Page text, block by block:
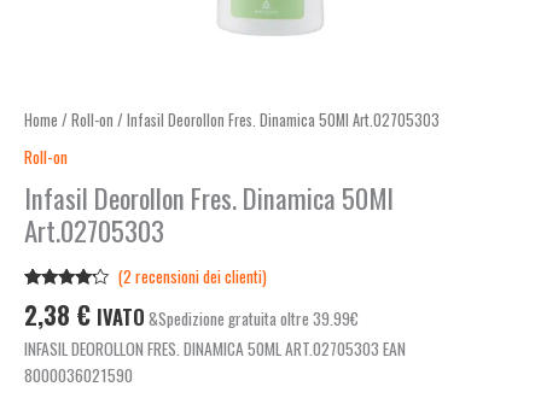
Home / Roll-on / Infasil Deorollon Fres. Dinamica 50Ml Art.02705303
Roll-on
Infasil Deorollon Fres. Dinamica 50Ml
Art.02705303
4.00su
5 su
base di
(2 recensioni dei clienti)
2,38 € IVATO &Spedizione gratuita oltre 39.99€
INFASIL DEOROLLON FRES. DINAMICA 50ML ART.02705303 EAN
8000036021590